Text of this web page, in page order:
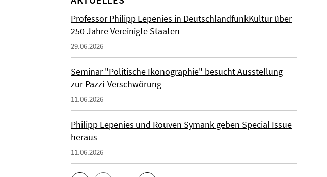
Professor Philipp Lepenies in DeutschlandfunkKultur über
250 Jahre Vereinigte Staaten
29.06.2026
Seminar "Politische Ikonographie" besucht Ausstellung
zur Pazzi-Verschwörung
11.06.2026
Philipp Lepenies und Rouven Symank geben Special Issue
heraus
11.06.2026